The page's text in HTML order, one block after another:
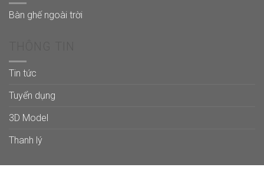
Bàn ghế ngoài trời
Tin tức
Tuyển dụng
3D Model
Thanh lý